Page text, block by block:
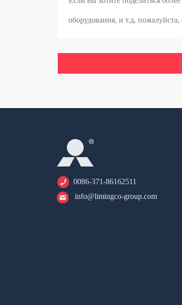
0086-371-86162511
info@limingco-group.com